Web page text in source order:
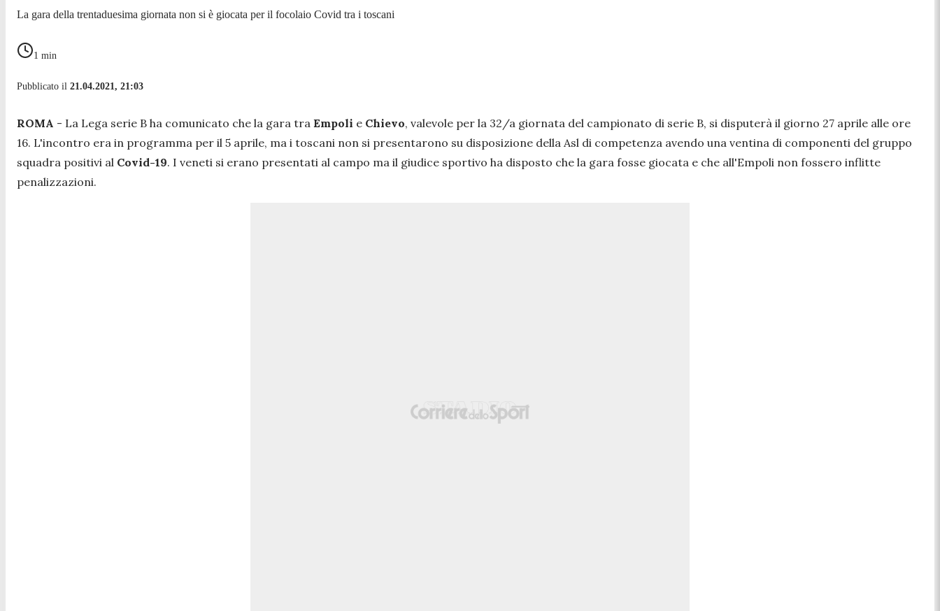
La gara della trentaduesima giornata non si è giocata per il focolaio Covid tra i toscani
1 min
Pubblicato il 21.04.2021, 21:03
ROMA - La Lega serie B ha comunicato che la gara tra Empoli e Chievo, valevole per la 32/a giornata del campionato di serie B, si disputerà il giorno 27 aprile alle ore
16. L'incontro era in programma per il 5 aprile, ma i toscani non si presentarono su disposizione della Asl di competenza avendo una ventina di componenti del gruppo
squadra positivi al Covid-19. I veneti si erano presentati al campo ma il giudice sportivo ha disposto che la gara fosse giocata e che all'Empoli non fossero inflitte
penalizzazioni.